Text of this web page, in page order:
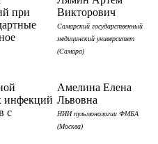
при
Викторович
Самарский государственный
медицинский университет
(Самара)
инфекций
с
Амелина Елена
Львовна
НИИ пульмонологии ФМБА
(Москва)